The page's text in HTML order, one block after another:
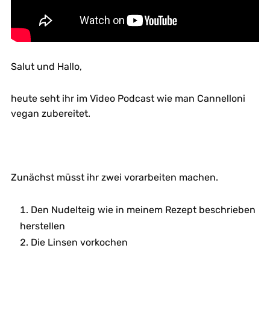
Salut und Hallo,
heute seht ihr im Video Podcast wie man Cannelloni
vegan zubereitet.
Zunächst müsst ihr zwei vorarbeiten machen.
Den Nudelteig wie in meinem Rezept beschrieben
herstellen
Die Linsen vorkochen